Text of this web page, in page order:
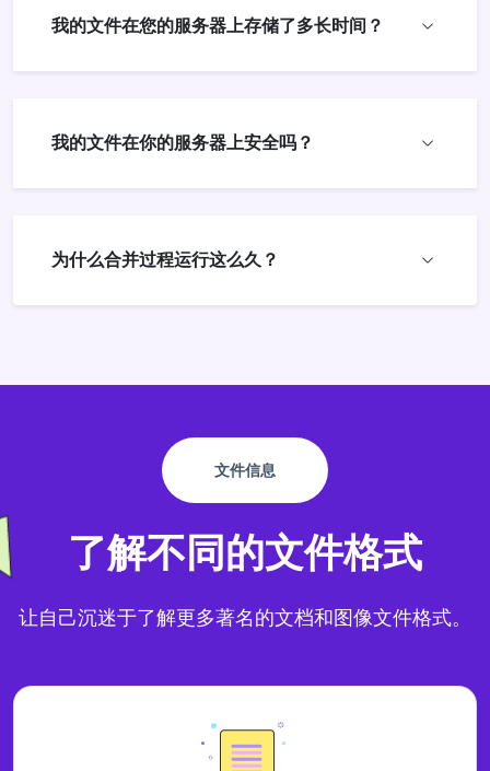
我的文件在您的服务器上存储了多长时间？
我的文件在你的服务器上安全吗？
为什么合并过程运行这么久？
文件信息
了解不同的文件格式
让自己沉迷于了解更多著名的文档和图像文件格式。